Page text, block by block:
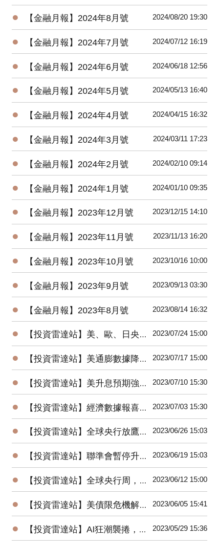
● 【金融月報】2024年8月號 2024/08/20 19:30
● 【金融月報】2024年7月號 2024/07/12 16:19
● 【金融月報】2024年6月號 2024/06/18 12:56
● 【金融月報】2024年5月號 2024/05/13 16:40
● 【金融月報】2024年4月號 2024/04/15 16:32
● 【金融月報】2024年3月號 2024/03/11 17:23
● 【金融月報】2024年2月號 2024/02/10 09:14
● 【金融月報】2024年1月號 2024/01/10 09:35
● 【金融月報】2023年12月號 2023/12/15 14:10
● 【金融月報】2023年11月號 2023/11/13 16:20
● 【金融月報】2023年10月號 2023/10/16 10:00
● 【金融月報】2023年9月號 2023/09/13 03:30
● 【金融月報】2023年8月號 2023/08/14 16:32
● 【投資雷達站】美、歐、日央行會議召開，AI科技股財報重磅登場 2023/07/24 15:00
● 【投資雷達站】美通膨數據降溫，全球股市大漲，美元指數跌破100大關 2023/07/17 15:00
● 【投資雷達站】美升息預期強化，歐美股市盡墨，美債殖利率走揚 2023/07/10 15:30
● 【投資雷達站】經濟數據報喜，美股大漲；升息預期濃，美元、美債殖利率有撐 2023/07/03 15:30
● 【投資雷達站】全球央行放鷹，國際股市漲多回檔，人民幣、日圓、台幣競貶 2023/06/26 15:03
● 【投資雷達站】聯準會暫停升息，美股驚驚漲；中國意外降息，陸股低檔反彈 2023/06/19 15:03
● 【投資雷達站】全球央行周，美、歐、日、台利率決策將牽動全球股債匯市 2023/06/12 15:00
● 【投資雷達站】美債限危機解除，非農數據優預期，6月升息機率降，美股大漲 2023/06/05 15:41
● 【投資雷達站】AI狂潮襲捲，台股、美股創今年高；通膨回升，聯準會6月升息機率走高 2023/05/29 15:36